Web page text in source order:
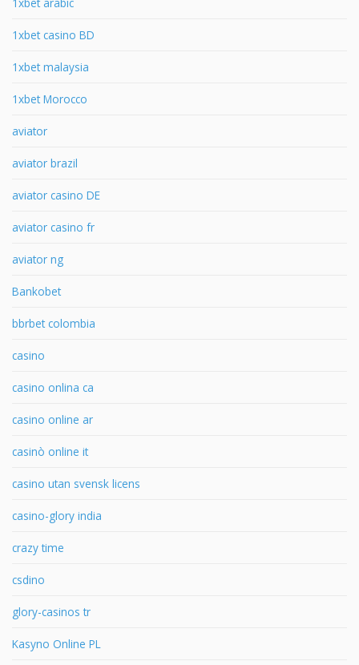
1xbet casino BD
1xbet malaysia
1xbet Morocco
aviator
aviator brazil
aviator casino DE
aviator casino fr
aviator ng
Bankobet
bbrbet colombia
casino
casino onlina ca
casino online ar
casinò online it
casino utan svensk licens
casino-glory india
crazy time
csdino
glory-casinos tr
Kasyno Online PL